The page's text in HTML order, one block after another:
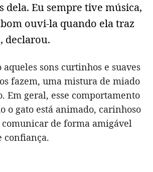
dela. Eu sempre tive música,
ouvi-la quando ela traz
declarou.
aqueles sons curtinhos e suaves
fazem, uma mistura de miado
Em geral, esse comportamento
o gato está animado, carinhoso
comunicar de forma amigável
confiança.